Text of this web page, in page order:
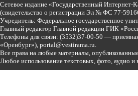
Сетевое издание «Государственный Интернет-
(свидетельство о регистрации Эл № ФС 77-
Учредитель: Федеральное государственное
Главный редактор Главной редакции ГИК
Телефоны для связи: (3532)37-00-50 —
«Оренбург»), portal@vestirama.ru.
Все права на любые материалы,
Любое использование текстовых, фото, аудио